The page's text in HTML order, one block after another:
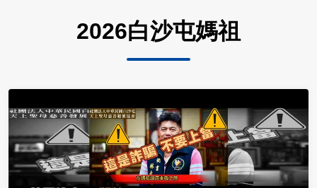
2026白沙屯媽祖